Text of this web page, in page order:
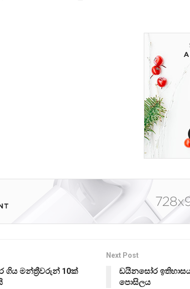
ගිය මන්ත්‍රීවරුන් 10ක්
Next Post
ඩයිනසෝර
පොසිලය